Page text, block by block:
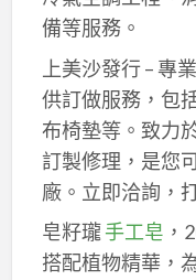
備等服務。
上美沙發行 – 專業
供訂做服務，包
布椅墊等。致力
訂製修理，是您
廠。立即洽詢，
皂籽瓏手工皂 ，
搭配植物精華，